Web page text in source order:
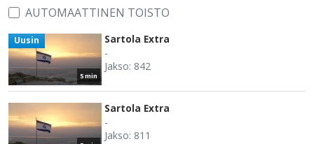
AUTOMAATTINEN TOISTO
5 min
Uusin
Sartola Extra
-
Jakso: 842
Sartola Extra
-
Jakso: 811